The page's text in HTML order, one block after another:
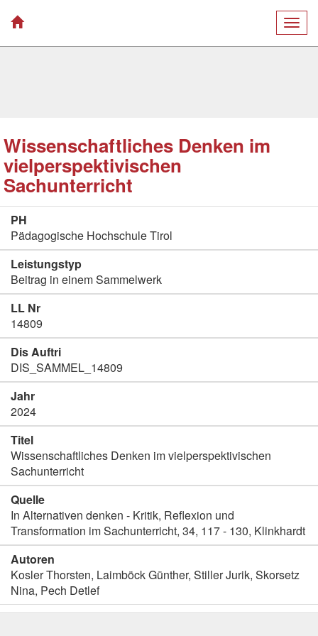
Wissenschaftliches Denken im
vielperspektivischen
Sachunterricht
PH
Pädagogische Hochschule Tirol
Leistungstyp
Beitrag in einem Sammelwerk
LL Nr
14809
Dis Auftri
DIS_SAMMEL_14809
Jahr
2024
Titel
Wissenschaftliches Denken im vielperspektivischen
Sachunterricht
Quelle
In Alternativen denken - Kritik, Reflexion und
Transformation im Sachunterricht, 34, 117 - 130, Klinkhardt
Autoren
Kosler Thorsten, Laimböck Günther, Stiller Jurik, Skorsetz
Nina, Pech Detlef